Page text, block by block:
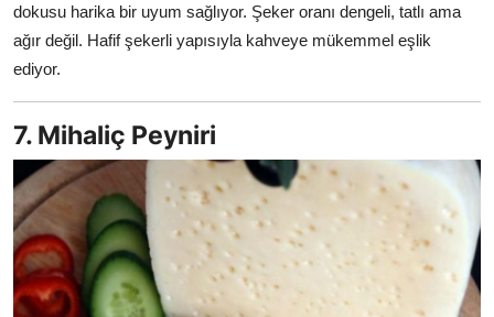
dokusu harika bir uyum sağlıyor. Şeker oranı dengeli, tatlı ama
ağır değil. Hafif şekerli yapısıyla kahveye mükemmel eşlik
ediyor.
7. Mihaliç Peyniri